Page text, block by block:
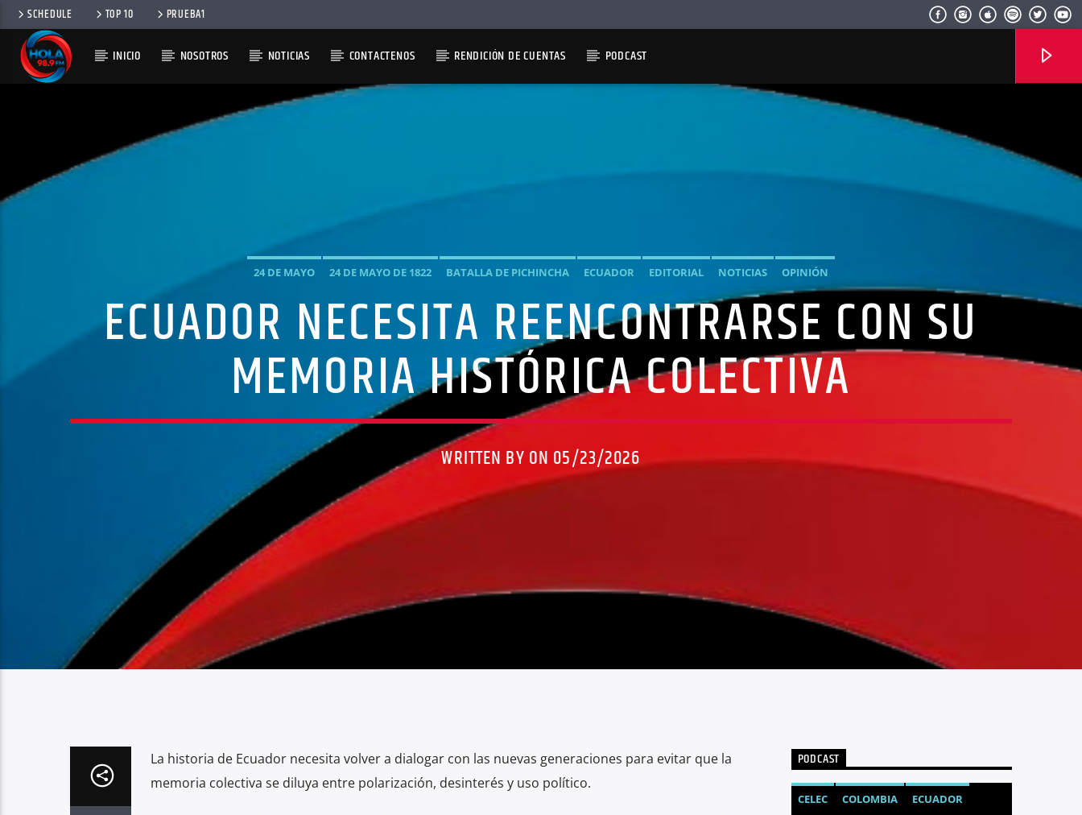
SCHEDULE TOP 10 PRUEBA1
INICIO NOSOTROS NOTICIAS CONTACTENOS RENDICIÓN DE CUENTAS PODCAST
24 DE MAYO 24 DE MAYO DE 1822 BATALLA DE PICHINCHA ECUADOR EDITORIAL NOTICIAS OPINIÓN
ECUADOR NECESITA REENCONTRARSE CON SU
MEMORIA HISTÓRICA COLECTIVA
WRITTEN BY ON 05/23/2026
La historia de Ecuador necesita volver a dialogar con las nuevas generaciones para evitar que la
memoria colectiva se diluya entre polarización, desinterés y uso político.
PODCAST
CELEC COLOMBIA
ECUADOR